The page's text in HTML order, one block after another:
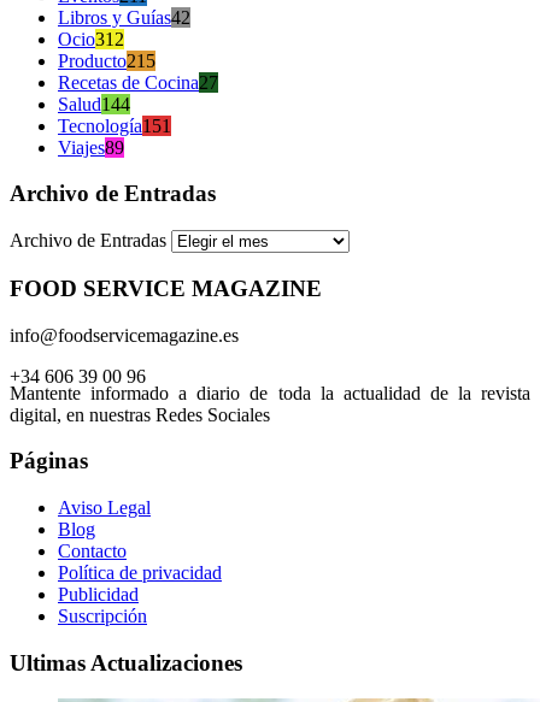
Libros y Guías42
Ocio312
Producto215
Recetas de Cocina27
Salud144
Tecnología151
Viajes89
Archivo de Entradas
Archivo de Entradas
FOOD SERVICE MAGAZINE
info@foodservicemagazine.es
+34 606 39 00 96
Mantente informado a diario de toda la actualidad de la revista
digital, en nuestras Redes Sociales
Páginas
Aviso Legal
Blog
Contacto
Política de privacidad
Publicidad
Suscripción
Ultimas Actualizaciones